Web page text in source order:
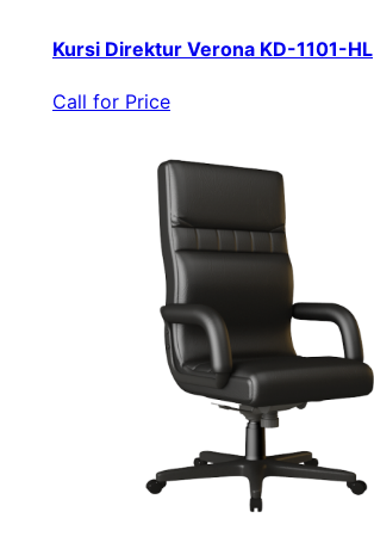
Kursi Direktur Verona KD-1101-HL
Call for Price